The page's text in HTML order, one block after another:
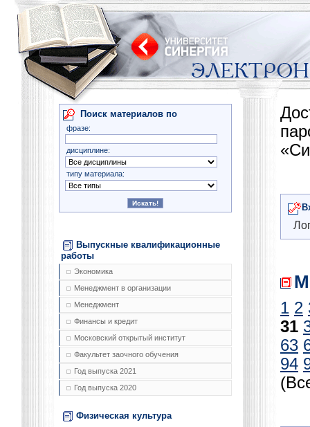
Поиск материалов по
фразе:
дисциплине:
типу материала:
Выпускные квалификационные
работы
Экономика
Менеджмент в организации
Менеджмент
Финансы и кредит
Московский открытый институт
Факультет заочного обучения
Год выпуска 2021
Год выпуска 2020
Физическая культура
1 2
31
63
94